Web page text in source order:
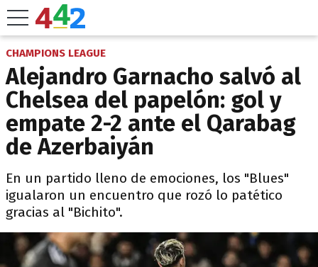
CHAMPIONS LEAGUE
Alejandro Garnacho salvó al
Chelsea del papelón: gol y
empate 2-2 ante el Qarabag
de Azerbaiyán
En un partido lleno de emociones, los "Blues"
igualaron un encuentro que rozó lo patético
gracias al "Bichito".